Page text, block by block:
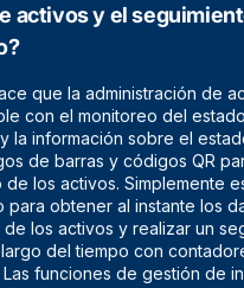
activos y el
que la administración de
con el monitoreo del
la información sobre el
de barras y códigos QR
de los activos. Simplemente
para obtener al instante los
los activos y realizar un
del tiempo con
funciones de gestión de